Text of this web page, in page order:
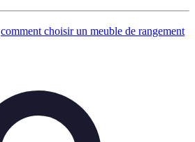
comment choisir un meuble de rangement